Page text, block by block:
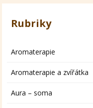
Rubriky
Aromaterapie
Aromaterapie a zvířátka
Aura – soma